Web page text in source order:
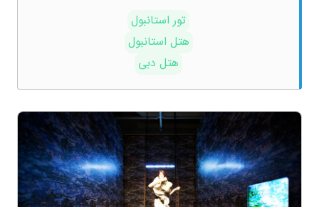
تور استانبول
هتل استانبول
هتل دبی